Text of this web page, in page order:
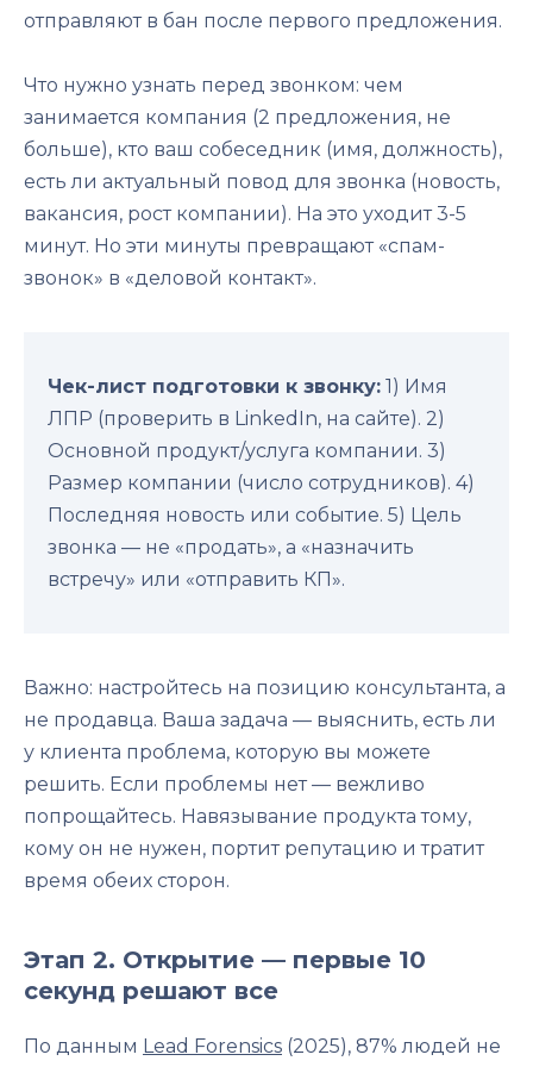
отправляют в бан после первого предложения.
Что нужно узнать перед звонком: чем
занимается компания (2 предложения, не
больше), кто ваш собеседник (имя, должность),
есть ли актуальный повод для звонка (новость,
вакансия, рост компании). На это уходит 3-5
минут. Но эти минуты превращают «спам-
звонок» в «деловой контакт».
Чек-лист подготовки к звонку: 1) Имя
ЛПР (проверить в LinkedIn, на сайте). 2)
Основной продукт/услуга компании. 3)
Размер компании (число сотрудников). 4)
Последняя новость или событие. 5) Цель
звонка — не «продать», а «назначить
встречу» или «отправить КП».
Важно: настройтесь на позицию консультанта, а
не продавца. Ваша задача — выяснить, есть ли
у клиента проблема, которую вы можете
решить. Если проблемы нет — вежливо
попрощайтесь. Навязывание продукта тому,
кому он не нужен, портит репутацию и тратит
время обеих сторон.
Этап 2. Открытие — первые 10
секунд решают все
По данным Lead Forensics (2025), 87% людей не